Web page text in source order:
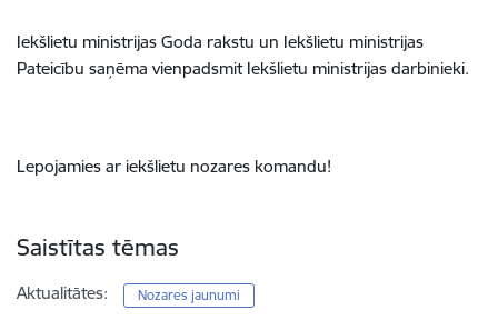
Iekšlietu ministrijas Goda rakstu un Iekšlietu ministrijas
Pateicību saņēma vienpadsmit Iekšlietu ministrijas darbinieki.
Lepojamies ar iekšlietu nozares komandu!
Saistītas tēmas
Aktualitātes: Nozares jaunumi